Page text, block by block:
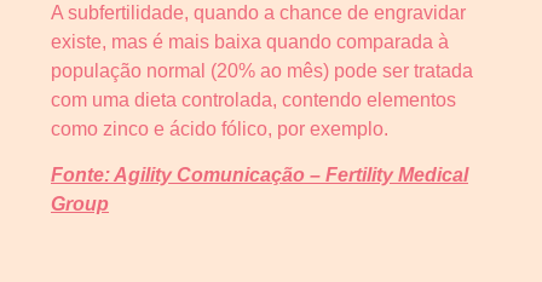
A subfertilidade, quando a chance de engravidar
existe, mas é mais baixa quando comparada à
população normal (20% ao mês) pode ser tratada
com uma dieta controlada, contendo elementos
como zinco e ácido fólico, por exemplo.
Fonte: Agility Comunicação – Fertility Medical
Group